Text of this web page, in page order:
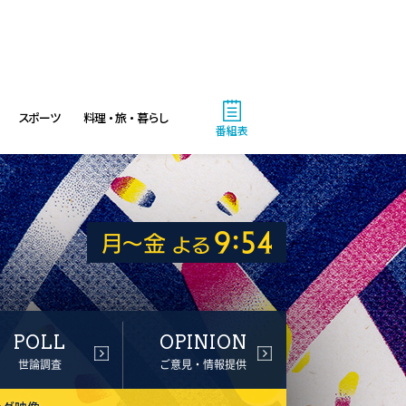
スポーツ 料理・旅・暮らし
番組表
POLL
世論調査
OPINION
ご意見・情報提供